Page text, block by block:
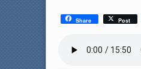
Share Post